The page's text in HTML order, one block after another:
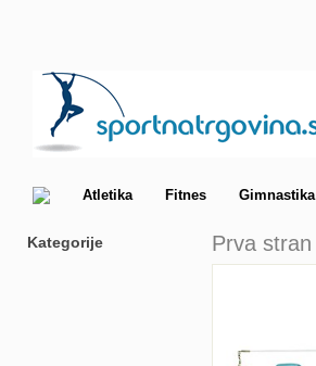
Atletika Fitnes Gimnastika
Kategorije Prva stran